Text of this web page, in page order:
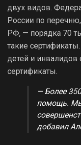
двух видов.
России по
РФ, — порядка 70
такие
детей и
сертификаты.
— Более
помощь.
добавил